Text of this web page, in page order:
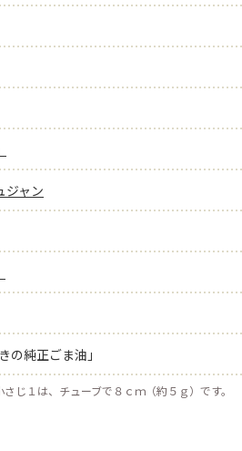
ジャン
の純正ごま油」
じ１は、チューブで８ｃｍ（約５ｇ）です。